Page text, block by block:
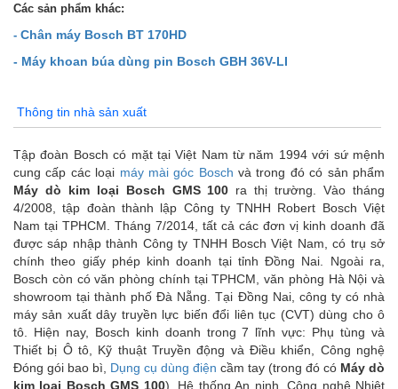
Các sản phẩm khác:
- Chân máy Bosch BT 170HD
- Máy khoan búa dùng pin Bosch GBH 36V-LI
Thông tin nhà sản xuất
Tập đoàn Bosch có mặt tại Việt Nam từ năm 1994 với sứ mệnh
cung cấp các loại máy mài góc Bosch và trong đó có sản phẩm
Máy dò kim loại Bosch GMS 100 ra thị trường. Vào tháng
4/2008, tập đoàn thành lập Công ty TNHH Robert Bosch Việt
Nam tại TPHCM. Tháng 7/2014, tất cả các đơn vị kinh doanh đã
được sáp nhập thành Công ty TNHH Bosch Việt Nam, có trụ sở
chính theo giấy phép kinh doanh tại tỉnh Đồng Nai. Ngoài ra,
Bosch còn có văn phòng chính tại TPHCM, văn phòng Hà Nội và
showroom tại thành phố Đà Nẵng. Tại Đồng Nai, công ty có nhà
máy sản xuất dây truyền lực biến đổi liên tục (CVT) dùng cho ô
tô. Hiện nay, Bosch kinh doanh trong 7 lĩnh vực: Phụ tùng và
Thiết bị Ô tô, Kỹ thuật Truyền động và Điều khiển, Công nghệ
Đóng gói bao bì, Dụng cụ dùng điện cầm tay (trong đó có Máy dò
kim loại Bosch GMS 100), Hệ thống An ninh, Công nghệ Nhiệt